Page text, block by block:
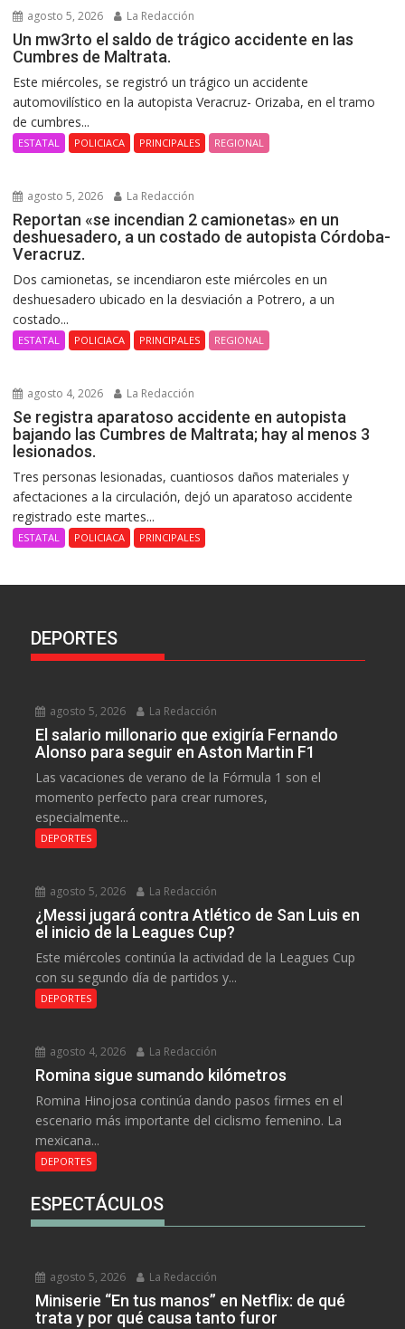
agosto 5, 2026 La Redacción
Un mw3rto el saldo de trágico accidente en las
Cumbres de Maltrata.
Este miércoles, se registró un trágico un accidente
automovilístico en la autopista Veracruz- Orizaba, en el tramo
de cumbres...
ESTATAL POLICIACA PRINCIPALES REGIONAL
agosto 5, 2026 La Redacción
Reportan «se incendian 2 camionetas» en un
deshuesadero, a un costado de autopista Córdoba-
Veracruz.
Dos camionetas, se incendiaron este miércoles en un
deshuesadero ubicado en la desviación a Potrero, a un
costado...
ESTATAL POLICIACA PRINCIPALES REGIONAL
agosto 4, 2026 La Redacción
Se registra aparatoso accidente en autopista
bajando las Cumbres de Maltrata; hay al menos 3
lesionados.
Tres personas lesionadas, cuantiosos daños materiales y
afectaciones a la circulación, dejó un aparatoso accidente
registrado este martes...
ESTATAL POLICIACA PRINCIPALES
DEPORTES
agosto 5, 2026 La Redacción
El salario millonario que exigiría Fernando
Alonso para seguir en Aston Martin F1
Las vacaciones de verano de la Fórmula 1 son el
momento perfecto para crear rumores,
especialmente...
DEPORTES
agosto 5, 2026 La Redacción
¿Messi jugará contra Atlético de San Luis en
el inicio de la Leagues Cup?
Este miércoles continúa la actividad de la Leagues Cup
con su segundo día de partidos y...
DEPORTES
agosto 4, 2026 La Redacción
Romina sigue sumando kilómetros
Romina Hinojosa continúa dando pasos firmes en el
escenario más importante del ciclismo femenino. La
mexicana...
DEPORTES
ESPECTÁCULOS
agosto 5, 2026 La Redacción
Miniserie “En tus manos” en Netflix: de qué
trata y por qué causa tanto furor